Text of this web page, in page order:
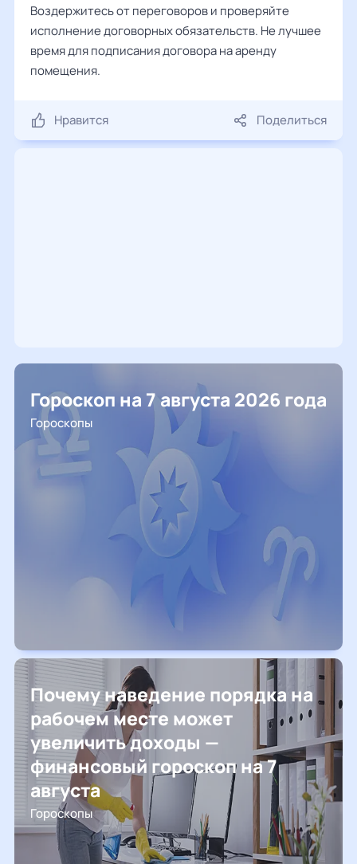
Воздержитесь от переговоров и проверяйте
исполнение договорных обязательств. Не лучшее
время для подписания договора на аренду
помещения.
Нравится Поделиться
Гороскоп на 7 августа 2026 года
Гороскопы
Почему наведение порядка на
рабочем месте может
увеличить доходы —
финансовый гороскоп на 7
августа
Гороскопы